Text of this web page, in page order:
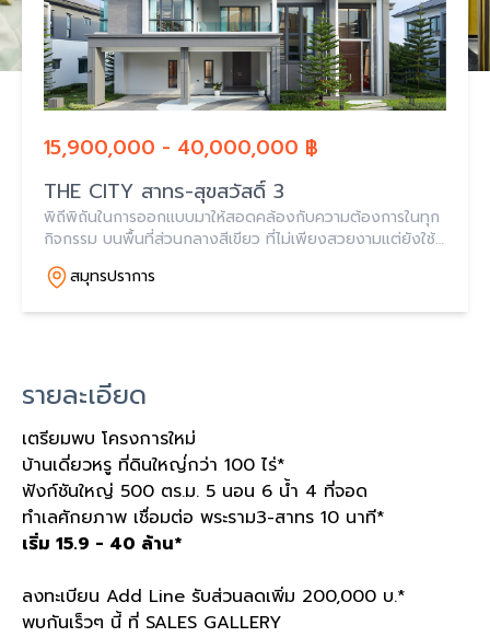
15,900,000 - 40,000,000 ฿
THE CITY สาทร-สุขสวัสดิ์ 3
พิถีพิถันในการออกแบบมาให้สอดคล้องกับความต้องการในทุก
กิจกรรม บนพื้นที่ส่วนกลางสีเขียว ที่ไม่เพียงสวยงามแต่ยังใช้
งาน ได้จริงใน ทุกฟังก์ชัน เพื่อสร้างช่วงเวลาแห่งความสุข
สมุทรปราการ
รายละเอียด
เตรียมพบ โครงการใหม่
บ้านเดี่ยวหรู ที่ดินใหญ่่กว่า 100 ไร่*
ฟังก์ชันใหญ่ 500 ตร.ม. 5 นอน 6 น้ำ 4 ที่จอด
ทำเลศักยภาพ เชื่อมต่อ พระราม3-สาทร 10 นาที*
เริ่ม 15.9 - 40 ล้าน*
ลงทะเบียน Add Line รับส่วนลดเพิ่ม 200,000 บ.*
พบกันเร็วๆ นี้ ที่ SALES GALLERY